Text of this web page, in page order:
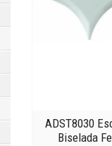
ADST8030
Biselada